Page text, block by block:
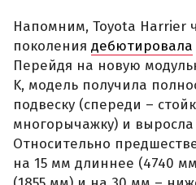
Напомним, Toyota Harrier
поколения дебютировала
Перейдя на новую
K, модель получила
подвеску (спереди –
многорычажку) и выросла
Относительно
на 15 мм длиннее (4740